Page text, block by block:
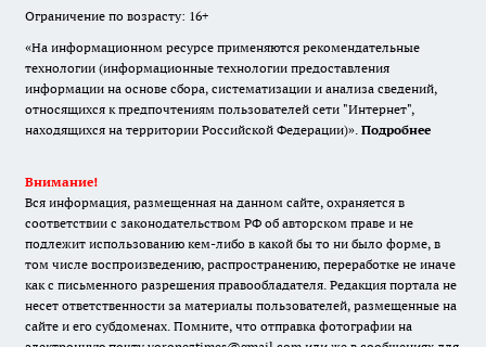
Ограничение по возрасту: 16+
«На информационном ресурсе применяются рекомендательные
технологии (информационные технологии предоставления
информации на основе сбора, систематизации и анализа сведений,
относящихся к предпочтениям пользователей сети "Интернет",
находящихся на территории Российской Федерации)». Подробнее
Внимание!
Вся информация, размещенная на данном сайте, охраняется в
соответствии с законодательством РФ об авторском праве и не
подлежит использованию кем-либо в какой бы то ни было форме, в
том числе воспроизведению, распространению, переработке не иначе
как с письменного разрешения правообладателя. Редакция портала не
несет ответственности за материалы пользователей, размещенные на
сайте и его субдоменах. Помните, что отправка фотографии на